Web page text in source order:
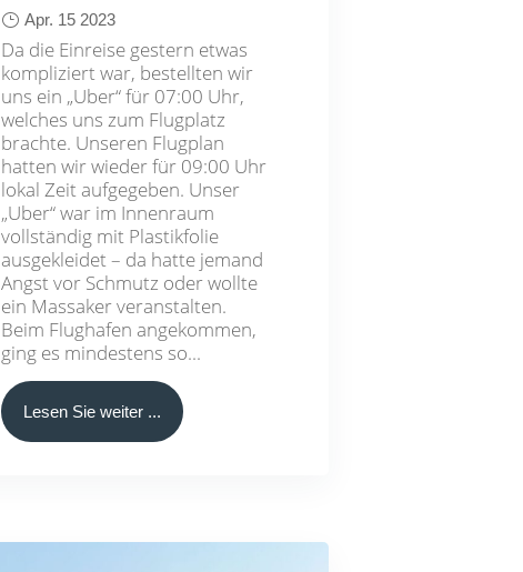
Apr. 15 2023
Da die Einreise gestern etwas
kompliziert war, bestellten wir
uns ein „Uber“ für 07:00 Uhr,
welches uns zum Flugplatz
brachte. Unseren Flugplan
hatten wir wieder für 09:00 Uhr
lokal Zeit aufgegeben. Unser
„Uber“ war im Innenraum
vollständig mit Plastikfolie
ausgekleidet – da hatte jemand
Angst vor Schmutz oder wollte
ein Massaker veranstalten.
Beim Flughafen angekommen,
ging es mindestens so...
Lesen Sie weiter ...